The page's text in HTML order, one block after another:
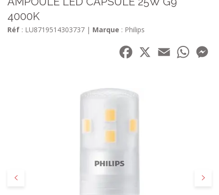
4000K
Réf : LU8719514303737 | Marque : Philips
Facebook
Email
Précédent